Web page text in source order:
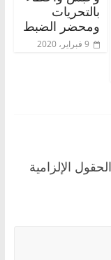
بالتحريات
ومحضر الضبط
9 فبراير، 2020
الحقول الإلزامية